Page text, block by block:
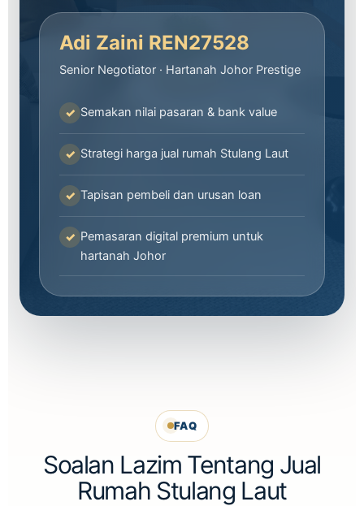
Adi Zaini REN27528
Senior Negotiator · Hartanah Johor Prestige
Semakan nilai pasaran & bank value
Strategi harga jual rumah Stulang Laut
Tapisan pembeli dan urusan loan
Pemasaran digital premium untuk
hartanah Johor
FAQ
Soalan Lazim Tentang Jual
Rumah Stulang Laut